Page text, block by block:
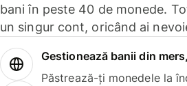
bani în peste 40 de monede.
un singur cont, oricând ai
Gestionează banii din
Păstrează-ți monedele la